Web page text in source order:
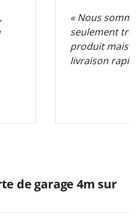
« Nous
seulement
produit mais
livraison
de garage 4m sur